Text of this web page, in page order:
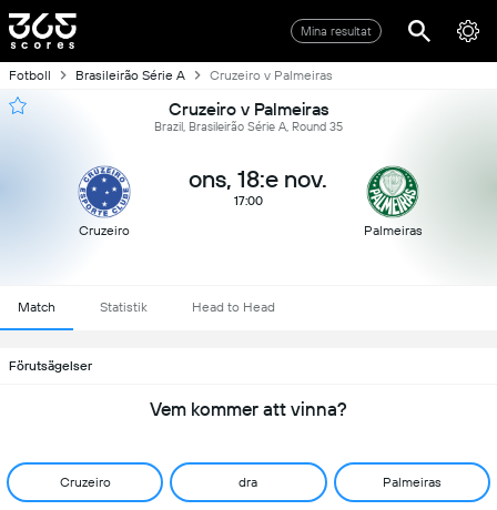
Mina resultat
Fotboll Brasileirão Série A Cruzeiro v Palmeiras
Cruzeiro v Palmeiras
Brazil, Brasileirão Série A, Round 35
Cruzeiro
ons, 18:e nov.
17:00
Palmeiras
Match Statistik Head to Head
Förutsägelser
Vem kommer att vinna?
Cruzeiro dra Palmeiras